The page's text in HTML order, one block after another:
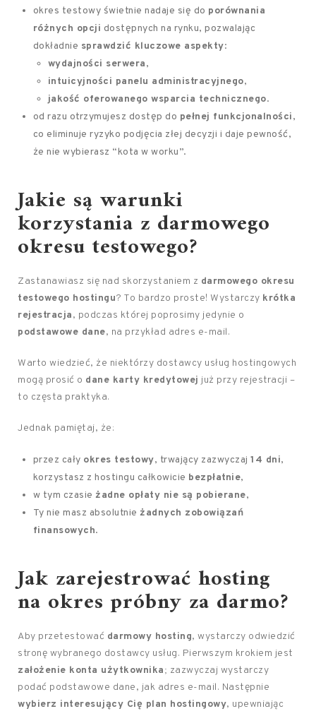
okres testowy świetnie nadaje się do porównania
różnych opcji dostępnych na rynku, pozwalając
dokładnie sprawdzić kluczowe aspekty:
wydajności serwera,
intuicyjności panelu administracyjnego,
jakość oferowanego wsparcia technicznego.
od razu otrzymujesz dostęp do pełnej funkcjonalności,
co eliminuje ryzyko podjęcia złej decyzji i daje pewność,
że nie wybierasz “kota w worku”.
Jakie są warunki
korzystania z darmowego
okresu testowego?
Zastanawiasz się nad skorzystaniem z darmowego okresu
testowego hostingu? To bardzo proste! Wystarczy krótka
rejestracja, podczas której poprosimy jedynie o
podstawowe dane, na przykład adres e-mail.
Warto wiedzieć, że niektórzy dostawcy usług hostingowych
mogą prosić o dane karty kredytowej już przy rejestracji –
to częsta praktyka.
Jednak pamiętaj, że:
przez cały okres testowy, trwający zazwyczaj14 dni,
korzystasz z hostingu całkowicie bezpłatnie,
w tym czasieżadne opłaty nie są pobierane,
Ty nie masz absolutnieżadnych zobowiązań
finansowych.
Jak zarejestrować hosting
na okres próbny za darmo?
Aby przetestować darmowy hosting, wystarczy odwiedzić
stronę wybranego dostawcy usług. Pierwszym krokiem jest
założenie konta użytkownika; zazwyczaj wystarczy
podać podstawowe dane, jak adres e-mail. Następnie
wybierz interesujący Cię plan hostingowy, upewniając